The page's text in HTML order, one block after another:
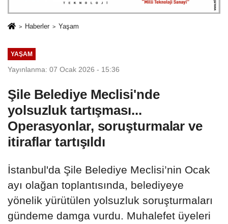
Haberler Yaşam
YAŞAM
Yayınlanma: 07 Ocak 2026 - 15:36
Şile Belediye Meclisi'nde
yolsuzluk tartışması...
Operasyonlar, soruşturmalar ve
itiraflar tartışıldı
İstanbul'da Şile Belediye Meclisi’nin Ocak
ayı olağan toplantısında, belediyeye
yönelik yürütülen yolsuzluk soruşturmaları
gündeme damga vurdu. Muhalefet üyeleri